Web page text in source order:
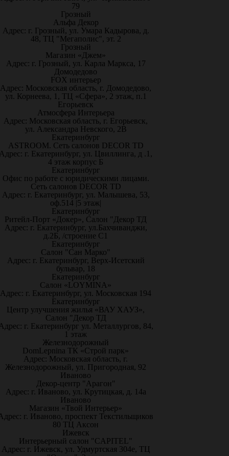
79
Грозный
Альфа Декор
Адрес: г. Грозный, ул. Умара Кадырова, д.
48, ТЦ "Мегаполис", эт. 2
Грозный
Магазин «Джем»
Адрес: г. Грозный, ул. Карла Маркса, 17
Домодедово
FOX интерьер
Адрес: Московская область, г. Домодедово,
ул. Корнеева, 1, ТЦ «Сфера», 2 этаж, п.1
Егорьевск
Атмосфера Интерьера
Адрес: Московская область, г. Егорьевск,
ул. Александра Невского, 2В
Екатеринбург
ASTROOM. Сеть салонов DECOR TD
г. Екатеринбург, ул. Цвиллинга, д .1,
4 этаж корпус Б
Екатеринбург
Офис по работе с юридическими лицами.
Сеть салонов DECOR TD
Адрес: г. Екатеринбург, ул. Малышева, 53,
оф.514 |5 этаж|
Екатеринбург
Ритейл-Порт «Докер», Салон "Декор ТД
Адрес: г. Екатеринбург, ул.Бахчиванджи,
д.2Б, /строение С1
Екатеринбург
Салон "Сан Марко"
Адрес: г. Екатеринбург, Верх-Исетский
бульвар, 18
Екатеринбург
Салон «LOYMINA»
Адрес: г. Екатеринбург, ул. Московская 194
Екатеринбург
Центр улучшения жилья «ВАУ ХАУЗ»,
Салон "Декор ТД
г. Екатеринбург ул. Металлургов, 84,
1 этаж
Железнодорожный
DomLepnina ТК «Строй парк»
Адрес: Московская область, г.
Железнодорожный, ул. Пригородная, 92
Иваново
Декор-центр "Арагон"
Адрес: г. Иваново, ул. Крутицкая, д. 14а
Иваново
Магазин «Твой Интерьер»
г. Иваново, проспект Текстильщиков
80 ТЦ Аксон
Ижевск
Интерьерный салон "CAPITEL"
Адрес: г. Ижевск, ул. Удмуртская 304е, ТЦ